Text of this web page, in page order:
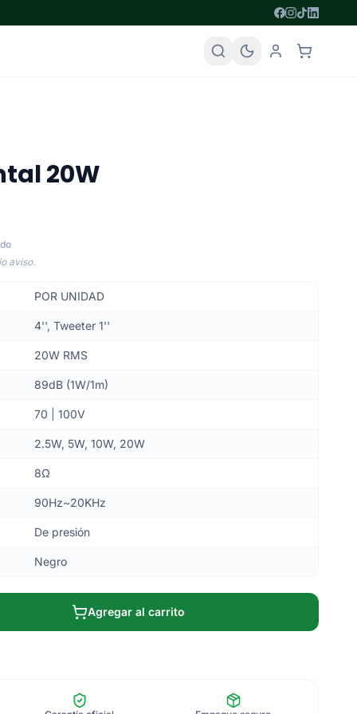
20W
aviso.
POR UNIDAD
4'', Tweeter 1''
20W RMS
89dB (1W/1m)
70 | 100V
2.5W, 5W, 10W, 20W
8Ω
90Hz~20KHz
De presión
Negro
Agregar al carrito